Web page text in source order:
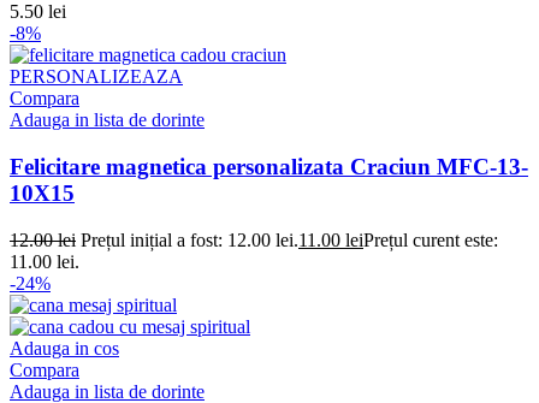
5.50 lei
-8%
PERSONALIZEAZA
Compara
Adauga in lista de dorinte
Felicitare magnetica personalizata Craciun MFC-13-
10X15
12.00lei Prețul inițial a fost: 12.00 lei.11.00 leiPrețul curent este:
11.00 lei.
-24%
Adauga in cos
Compara
Adauga in lista de dorinte